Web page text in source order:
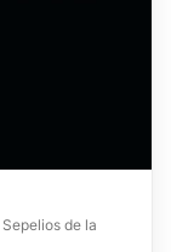
de la